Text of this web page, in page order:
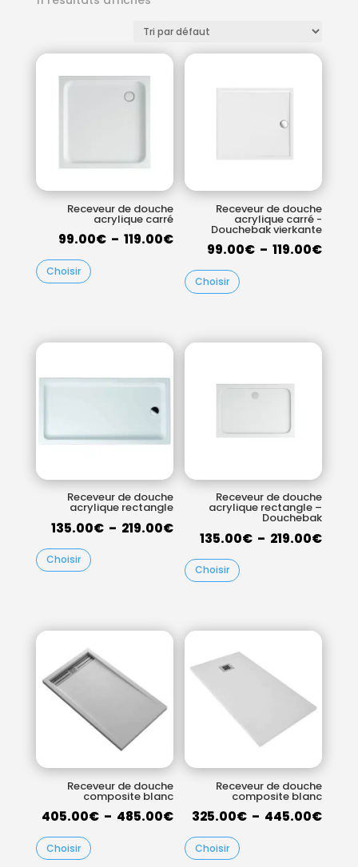
Receveur de douche
acrylique carré
99.00€ – 119.00€Plage
prix :
119.00€
Choisir
Receveur de douche
acrylique carré -
Douchebak vierkante
99.00€ – 119.00€
Choisir
Receveur de douche
acrylique rectangle
135.00€ – 219.00€Plage
prix :
219.00€
Choisir
Receveur de douche
acrylique rectangle –
Douchebak
135.00€ – 219.00€
Choisir
Receveur de douche
composite blanc
405.00€ – 485.00€Plage
de
prix :
Choisir
Receveur de douche
composite blanc
325.00€ – 445.00€
Choisir